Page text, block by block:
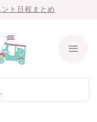
ト日程まとめ